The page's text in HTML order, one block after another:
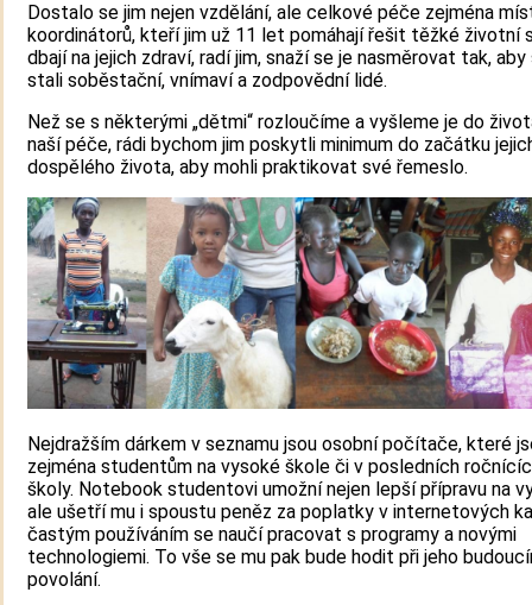
Dostalo se jim nejen vzdělání, ale celkové péče zejména
koordinátorů, kteří jim už 11 let pomáhají řešit těžké životní
dbají na jejich zdraví, radí jim, snaží se je nasměrovat tak, aby
stali soběstační, vnímaví a zodpovědní lidé.
Než se s některými „dětmi“ rozloučíme a vyšleme je do
naší péče, rádi bychom jim poskytli minimum do začátku
dospělého života, aby mohli praktikovat své řemeslo.
Nejdražším dárkem v seznamu jsou osobní počítače, které
zejména studentům na vysoké škole či v posledních
školy. Notebook studentovi umožní nejen lepší přípravu na
ale ušetří mu i spoustu peněz za poplatky v internetových
častým používáním se naučí pracovat s programy a novými
technologiemi. To vše se mu pak bude hodit při jeho
povolání.